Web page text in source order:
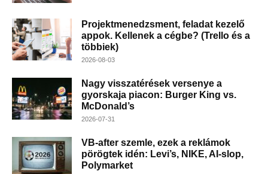
Projektmenedzsment, feladat kezelő
appok. Kellenek a cégbe? (Trello és a
többiek)
2026-08-03
Nagy visszatérések versenye a
gyorskaja piacon: Burger King vs.
McDonald’s
2026-07-31
VB-after szemle, ezek a reklámok
pörögtek idén: Levi’s, NIKE, AI-slop,
Polymarket